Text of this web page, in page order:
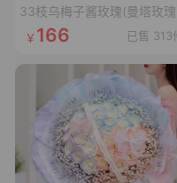
166 已售 313